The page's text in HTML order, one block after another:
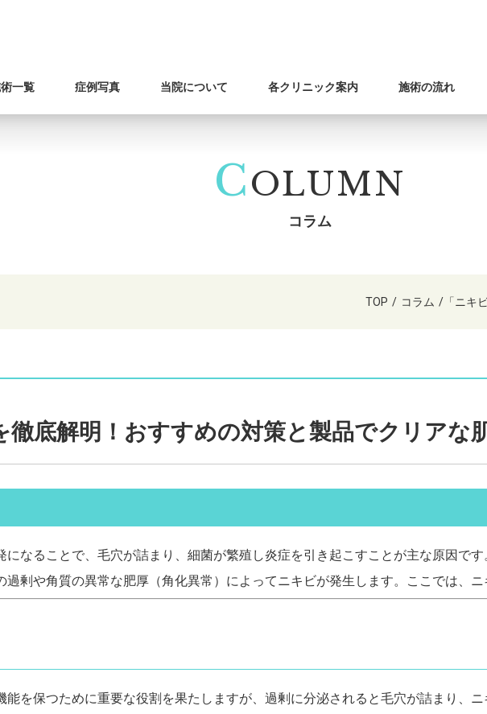
一覧 症例写真 当院について 各クリニック案内 施術の流れ
COLUMN
コラム
TOP / コラム / 「ニキ
徹底解明！おすすめの対策と製品でクリアな
になることで、毛穴が詰まり、細菌が繁殖し炎症を引き起こすことが主な原因で
剰や角質の異常な肥厚（角化異常）によってニキビが発生します。ここでは、ニ
能を保つために重要な役割を果たしますが、過剰に分泌されると毛穴が詰まり、